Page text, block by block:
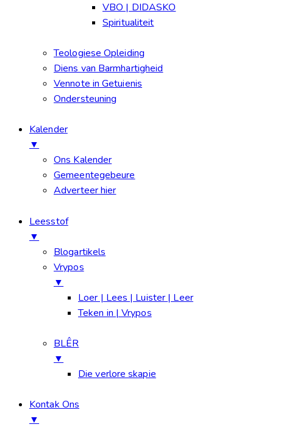
VBO | DIDASKO
Spiritualiteit
Teologiese Opleiding
Diens van Barmhartigheid
Vennote in Getuienis
Ondersteuning
Kalender
▼
Ons Kalender
Gemeentegebeure
Adverteer hier
Leesstof
▼
Blogartikels
Vrypos
▼
Loer | Lees | Luister | Leer
Teken in | Vrypos
BLÊR
▼
Die verlore skapie
Kontak Ons
▼